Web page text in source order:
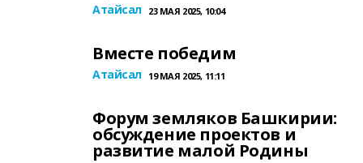
Атайсал 23 МАЯ 2025, 10:04
Вместе победим
Атайсал 19 МАЯ 2025, 11:11
Форум земляков Башкирии:
обсуждение проектов и
развитие малой Родины